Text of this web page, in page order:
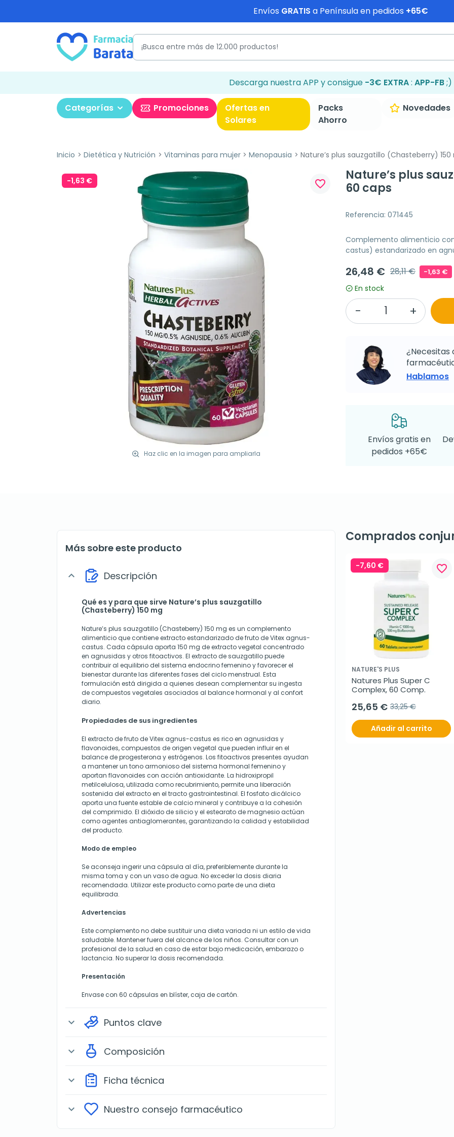
Envíos GRATIS a Península en pedidos +65€
Descarga nuestra APP y consigue -3€ EXTRA: APP-FB;)
Categorías Promociones
Ofertas en
Solares
Packs
Ahorro
Novedades
Inicio Dietética y Nutrición Vitaminas para mujer Menopausia Nature’s plus sauzgatillo (Chasteberry)
-1,63 €
Haz clic en la imagen para ampliarla
favorite_border
Nature’s plus
60 caps
Referencia: 071445
Complemento alimenticio
castus) estandarizado en
26,48 € 28,11 € -1,63 €
En stock
¿Necesitas
Hablamos
Envíos gratis en
pedidos +65€
Más sobre este producto
expand_more Descripción
Qué es y para que sirve Nature’s plus sauzgatillo
(Chasteberry) 150 mg
Nature’s plus sauzgatillo (Chasteberry) 150 mg es un complemento
alimenticio que contiene extracto estandarizado de fruto de Vitex agnus-
castus. Cada cápsula aporta 150 mg de extracto vegetal concentrado
en agnusidas y otros fitoactivos. El extracto de sauzgatillo puede
contribuir al equilibrio del sistema endocrino femenino y favorecer el
bienestar durante las diferentes fases del ciclo menstrual. Esta
formulación está dirigida a quienes desean complementar su ingesta
de compuestos vegetales asociados al balance hormonal y al confort
diario.
Propiedades de sus ingredientes
El extracto de fruto de Vitex agnus-castus es rico en agnusidas y
flavonoides, compuestos de origen vegetal que pueden influir en el
balance de progesterona y estrógenos. Los fitoactivos presentes ayudan
a mantener un tono armonioso del sistema hormonal femenino y
aportan flavonoides con acción antioxidante. La hidroxipropil
metilcelulosa, utilizada como recubrimiento, permite una liberación
sostenida del extracto en el tracto gastrointestinal. El fosfato dicálcico
aporta una fuente estable de calcio mineral y contribuye a la cohesión
del comprimido. El dióxido de silicio y el estearato de magnesio actúan
como agentes antiaglomerantes, garantizando la calidad y estabilidad
del producto.
Modo de empleo
Se aconseja ingerir una cápsula al día, preferiblemente durante la
misma toma y con un vaso de agua. No exceder la dosis diaria
recomendada. Utilizar este producto como parte de una dieta
equilibrada.
Advertencias
Este complemento no debe sustituir una dieta variada ni un estilo de vida
saludable. Mantener fuera del alcance de los niños. Consultar con un
profesional de la salud en caso de estar bajo medicación, embarazo o
lactancia. No superar la dosis recomendada.
Presentación
Envase con 60 cápsulas en blíster, caja de cartón.
expand_more Puntos clave
expand_more Composición
expand_more Ficha técnica
expand_more Nuestro consejo farmacéutico
Comprados
-7,60 € favorite_border
NATURE'S PLUS
Natures Plus Super C
Complex, 60 Comp.
25,65 € 33,25 €
Añadir al carrito